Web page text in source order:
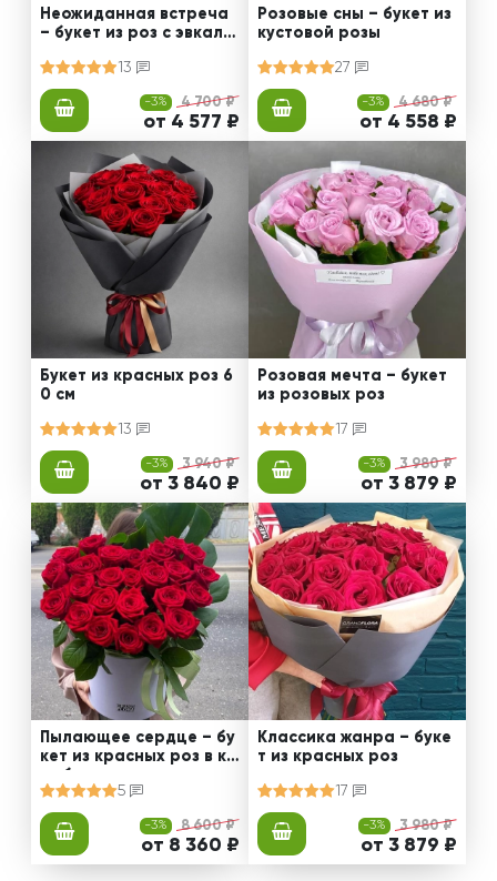
Неожиданная встреча
– букет из роз с эвкали
13
-3% 4 700 ₽
от 4 577 ₽
Розовые сны – букет из
кустовой розы
27
-3% 4 680 ₽
от 4 558 ₽
Букет из красных роз 6
0 см
13
-3% 3 940 ₽
от 3 840 ₽
Розовая мечта – букет
из розовых роз
17
-3% 3 980 ₽
от 3 879 ₽
Пылающее сердце – бу
кет из красных роз в ко
робке
5
-3% 8 600 ₽
от 8 360 ₽
Классика жанра – буке
т из красных роз
17
-3% 3 980 ₽
от 3 879 ₽